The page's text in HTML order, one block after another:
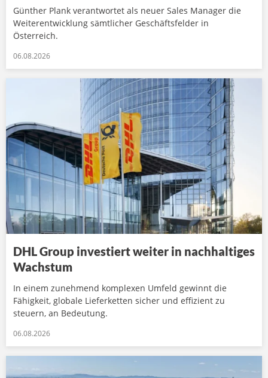
Günther Plank verantwortet als neuer Sales Manager die
Weiterentwicklung sämtlicher Geschäftsfelder in
Österreich.
06.08.2026
DHL Group investiert weiter in nachhaltiges
Wachstum
In einem zunehmend komplexen Umfeld gewinnt die
Fähigkeit, globale Lieferketten sicher und effizient zu
steuern, an Bedeutung.
06.08.2026